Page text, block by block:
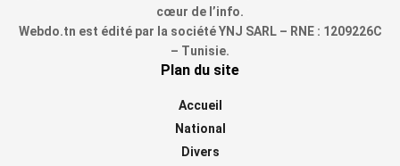
cœur de l’info.
Webdo.tn est édité par la société YNJ SARL – RNE : 1209226C
– Tunisie.
Plan du site
Accueil
National
Divers